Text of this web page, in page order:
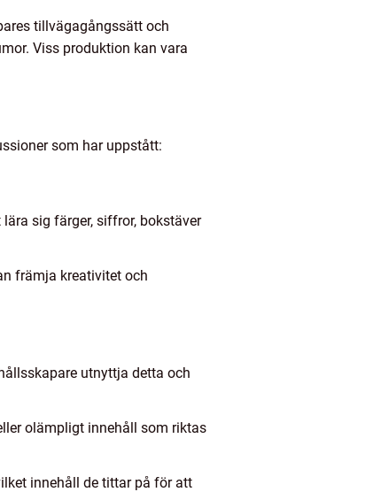
tillvägagångssätt och
Viss produktion kan vara
som har uppstått:
sig färger, siffror, bokstäver
främja kreativitet och
utnyttja detta och
olämpligt innehåll som riktas
innehåll de tittar på för att